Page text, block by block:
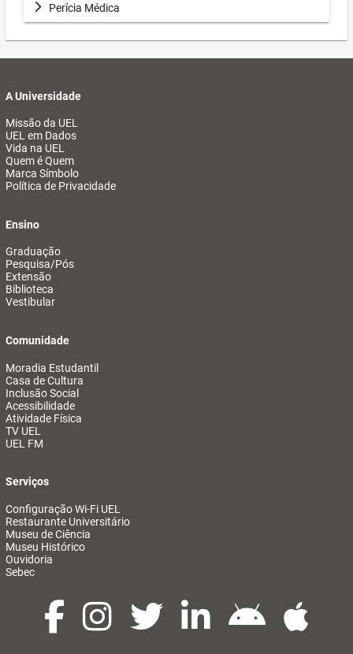
Perícia Médica
A Universidade
Missão da UEL
UEL em Dados
Vida na UEL
Quem é Quem
Marca Símbolo
Política de Privacidade
Ensino
Graduação
Pesquisa/Pós
Extensão
Biblioteca
Vestibular
Comunidade
Moradia Estudantil
Casa de Cultura
Inclusão Social
Acessibilidade
Atividade Física
TV UEL
UEL FM
Serviços
Configuração Wi-Fi UEL
Restaurante Universitário
Museu de Ciência
Museu Histórico
Ouvidoria
Sebec